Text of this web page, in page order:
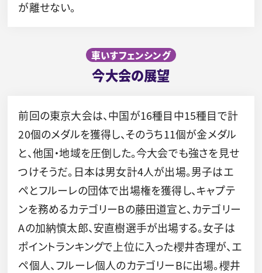
が離せない。
車いすフェンシング
今大会の展望
前回の東京大会は、中国が16種目中15種目で計
20個のメダルを獲得し、そのうち11個が金メダル
と、他国・地域を圧倒した。今大会でも強さを見せ
つけそうだ。日本は男女計4人が出場。男子はエ
ペとフルーレの団体で出場権を獲得し、キャプテ
ンを務めるカテゴリーBの藤田道宣と、カテゴリー
Aの加納慎太郎、安直樹選手が出場する。女子は
ポイントランキングで上位に入った櫻井杏理が、エ
ペ個人、フルーレ個人のカテゴリーBに出場。櫻井